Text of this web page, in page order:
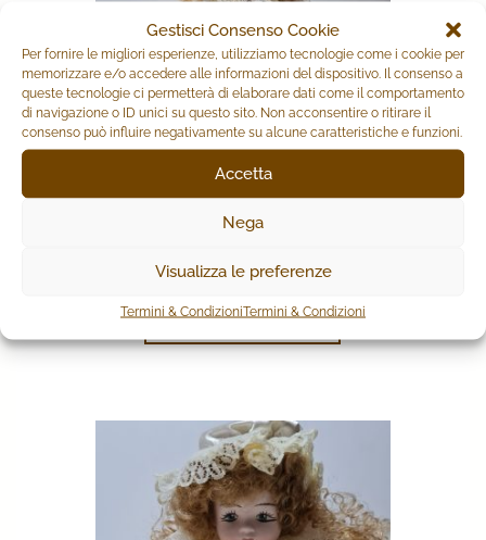
Gestisci Consenso Cookie
Per fornire le migliori esperienze, utilizziamo tecnologie come i cookie per
memorizzare e/o accedere alle informazioni del dispositivo. Il consenso a
queste tecnologie ci permetterà di elaborare dati come il comportamento
di navigazione o ID unici su questo sito. Non acconsentire o ritirare il
consenso può influire negativamente su alcune caratteristiche e funzioni.
Accetta
Nega
Visualizza le preferenze
Termini & CondizioniTermini & Condizioni